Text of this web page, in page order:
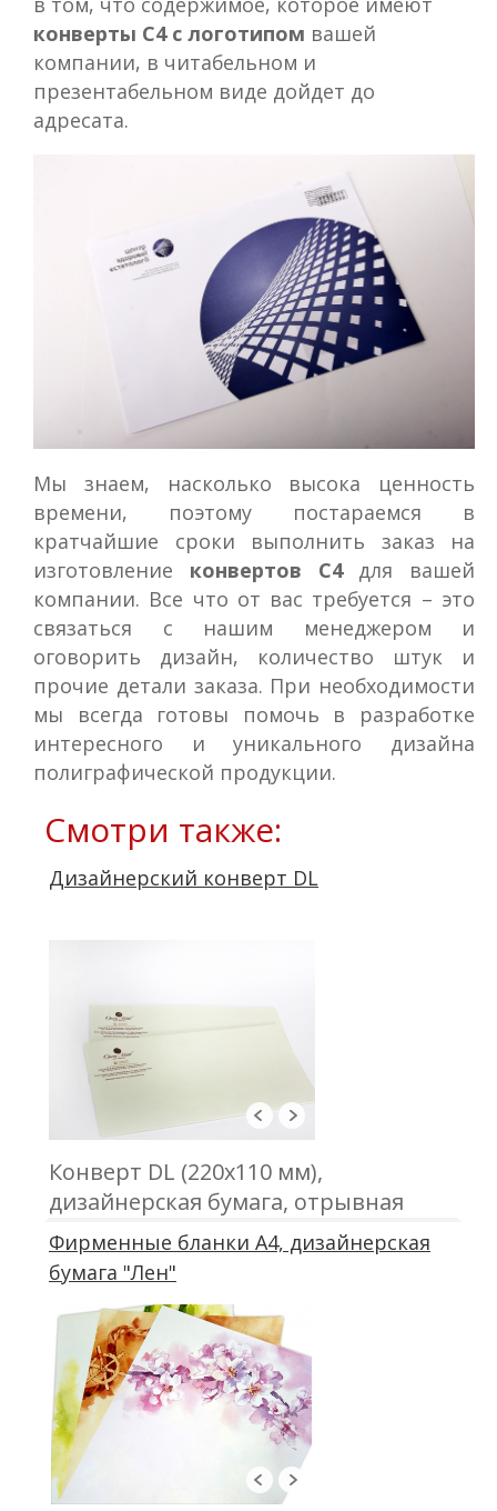
конверты С4 с логотипом вашей
компании, в читабельном и
презентабельном виде дойдет до
адресата.
Мы знаем, насколько высока ценность
времени, поэтому постараемся в
кратчайшие сроки выполнить заказ на
изготовление конвертов С4 для вашей
компании. Все что от вас требуется – это
связаться с нашим менеджером и
оговорить дизайн, количество штук и
прочие детали заказа. При необходимости
мы всегда готовы помочь в разработке
интересного и уникального дизайна
полиграфической продукции.
Смотри также:
Дизайнерский конверт DL
Конверт DL (220х110 мм),
дизайнерская бумага, отрывная
ленточка. Печать трафаретная
1+0/2+0
Фирменные бланки А4, дизайнерская
бумага "Лен"